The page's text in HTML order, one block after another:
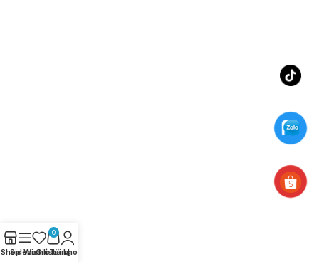
ShopSidebar
Wishlist
0
Giỏ hàng
Tài khoản